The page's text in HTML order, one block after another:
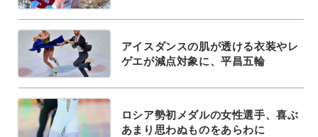
アイスダンスの肌が透ける衣装やレ
ゲエが減点対象に、平昌五輪
ロシア勢初メダルの女性選手、喜ぶ
あまり思わぬものをあらわに